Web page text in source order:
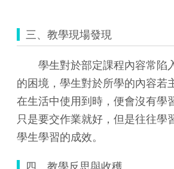
三、教學現場發現
學生對於部定課程內容常陷
的困境，學生對於所學的內容若
在生活中使用到時，便會沒有學
只是要交作業就好，但是往往學
學生學習的成效。
四、教學反思與收穫